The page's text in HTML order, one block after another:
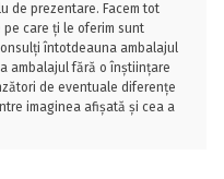
de prezentare. Facem tot
care ți le oferim sunt
întotdeauna ambalajul
ambalajul fără o înștiințare
de eventuale diferențe
imaginea afișată și cea a